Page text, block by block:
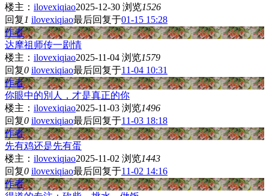
楼主： ilovexiqiao2025-12-30 浏览1526
回复 1 ilovexiqiao最后回复于01-15 15:28
作者
达摩祖师传一剧情
楼主： ilovexiqiao2025-11-04 浏览1579
回复0 ilovexiqiao最后回复于11-04 10:31
作者
你眼中的別人，才是真正的你
楼主： ilovexiqiao2025-11-03 浏览1496
回复0 ilovexiqiao最后回复于11-03 18:18
作者
先有鸡还是先有蛋
楼主： ilovexiqiao2025-11-02 浏览1443
回复0 ilovexiqiao最后回复于11-02 14:16
作者